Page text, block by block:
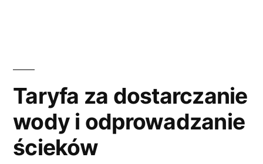
Taryfa za dostarczanie
wody i odprowadzanie
ścieków